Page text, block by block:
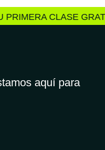
GRATIS ·
aquí para